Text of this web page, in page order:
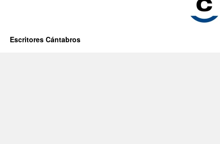
Escritores Cántabros